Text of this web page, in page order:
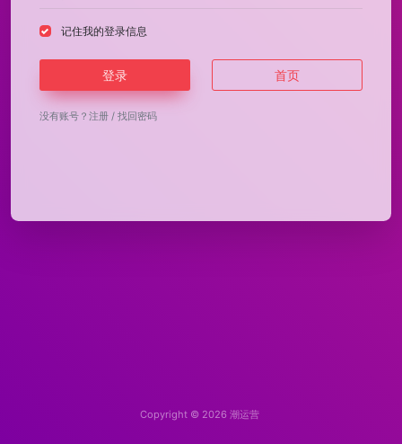
记住我的登录信息
登录 首页
没有账号？ 注册 / 找回密码
Copyright © 2026 潮运营